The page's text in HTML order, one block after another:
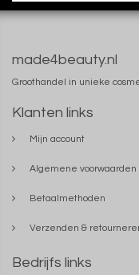
made4beauty.nl
Groothandel in unieke
Klanten links
Mijn account
Algemene voorwaarden
Betaalmethoden
Verzenden &
Bedrijfs links